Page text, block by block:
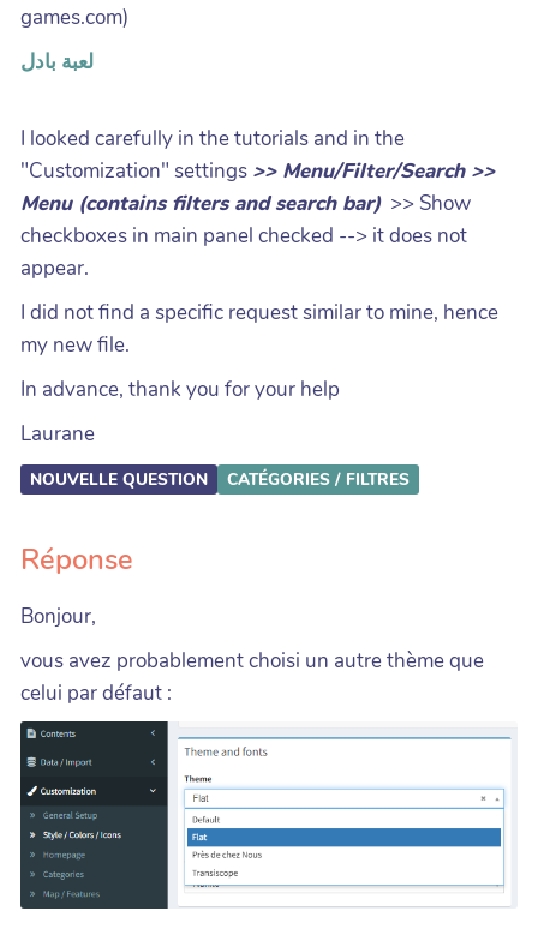
games.com)
لعبة بادل
I looked carefully in the tutorials and in the
"Customization" settings >> Menu/Filter/Search >>
Menu (contains filters and search bar)>> Show
checkboxes in main panel checked --> it does not
appear.
I did not find a specific request similar to mine, hence
my new file.
In advance, thank you for your help
Laurane
NOUVELLE QUESTION CATÉGORIES / FILTRES
Réponse
Bonjour,
vous avez probablement choisi un autre thème que
celui par défaut :